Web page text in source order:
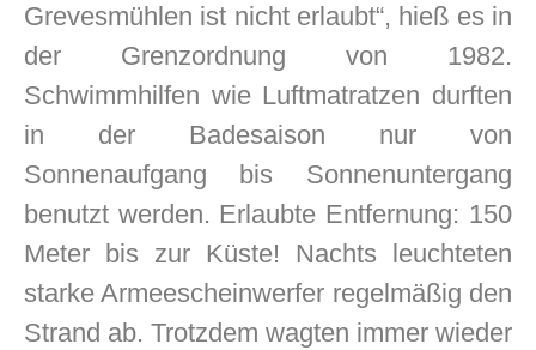
Grevesmühlen ist nicht erlaubt“, hieß es in
der Grenzordnung von 1982.
Schwimmhilfen wie Luftmatratzen durften
in der Badesaison nur von
Sonnenaufgang bis Sonnenuntergang
benutzt werden. Erlaubte Entfernung: 150
Meter bis zur Küste! Nachts leuchteten
starke Armeescheinwerfer regelmäßig den
Strand ab. Trotzdem wagten immer wieder